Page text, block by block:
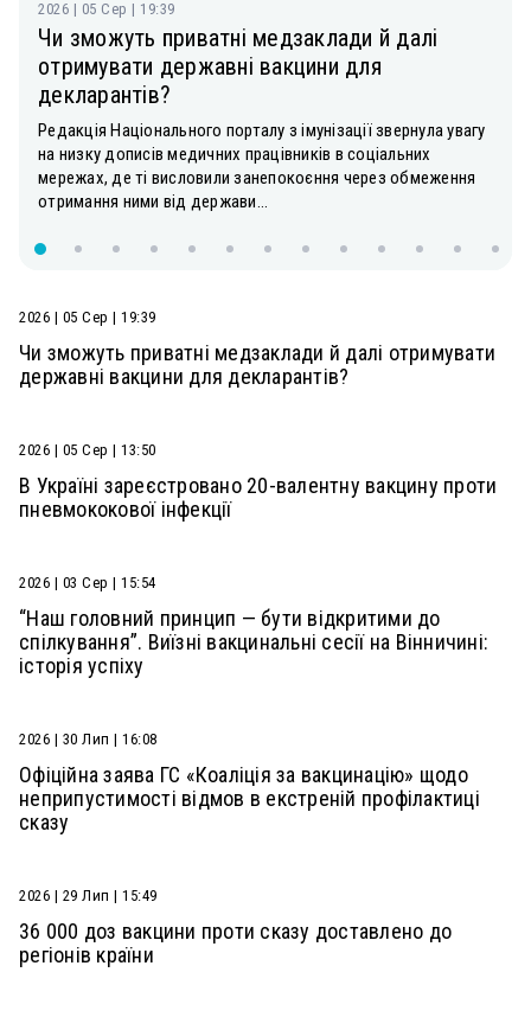
2026 | 05 Сер | 19:39
Чи зможуть приватні медзаклади й далі
отримувати державні вакцини для
декларантів?
Редакція Національного порталу з імунізації звернула увагу
на низку дописів медичних працівників в соціальних
мережах, де ті висловили занепокоєння через обмеження
отримання ними від держави...
2026 | 05 Сер | 19:39
Чи зможуть приватні медзаклади й далі отримувати
державні вакцини для декларантів?
2026 | 05 Сер | 13:50
В Україні зареєстровано 20-валентну вакцину проти
пневмококової інфекції
2026 | 03 Сер | 15:54
“Наш головний принцип — бути відкритими до
спілкування”. Виїзні вакцинальні сесії на Вінничині:
історія успіху
2026 | 30 Лип | 16:08
Офіційна заява ГС «Коаліція за вакцинацію» щодо
неприпустимості відмов в екстреній профілактиці
сказу
2026 | 29 Лип | 15:49
36 000 доз вакцини проти сказу доставлено до
регіонів країни